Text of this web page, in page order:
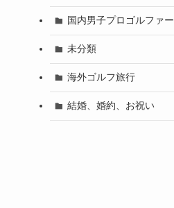
国内男子プロゴルファー
未分類
海外ゴルフ旅行
結婚、婚約、お祝い